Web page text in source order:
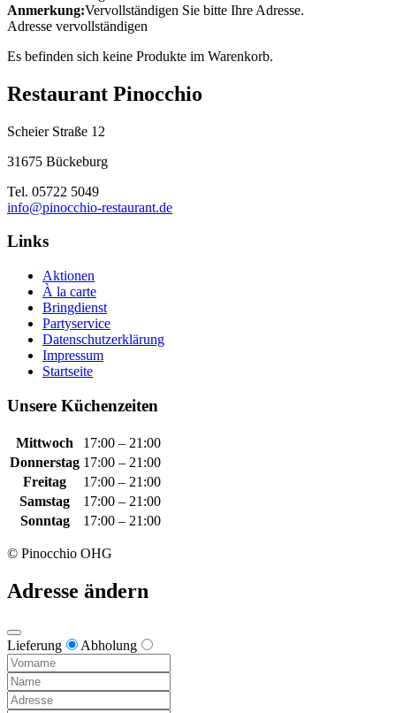
Anmerkung:Vervollständigen Sie bitte Ihre Adresse.
Adresse vervollständigen
Es befinden sich keine Produkte im Warenkorb.
Restaurant Pinocchio
Scheier Straße 12
31675 Bückeburg
Tel. 05722 5049
info@pinocchio-restaurant.de
Links
Aktionen
À la carte
Bringdienst
Partyservice
Datenschutzerklärung
Impressum
Startseite
Unsere Küchenzeiten
Mittwoch
17:00 – 21:00
Donnerstag 17:00 – 21:00
Freitag
17:00 – 21:00
Samstag
17:00 – 21:00
Sonntag
17:00 – 21:00
© Pinocchio OHG
Adresse ändern
Lieferung Abholung